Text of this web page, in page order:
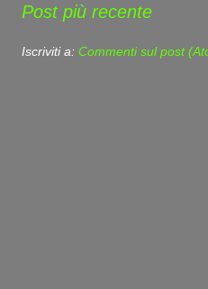
Post più recente
Iscriviti a: Commenti sul post